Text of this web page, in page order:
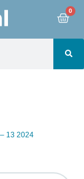
0
13 2024